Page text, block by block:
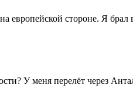
стороне. Я
У меня перелёт через